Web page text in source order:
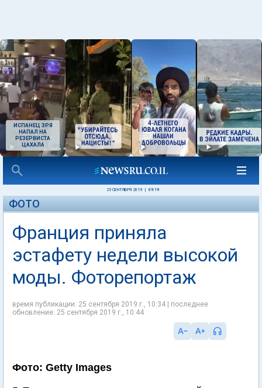
ИСПАНЕЦ ЗРЯ
НАПАЛ НА
РЕЗЕРВИСТА
ЦАХАЛА
25 СЕНТЯБРЯ 2019 09:19
ФОТО
Франция приняла
эстафету недели высокой
моды. Фоторепортаж
время публикации: 25 сентября 2019 г., 10:34 | последнее
обновление: 25 сентября 2019 г., 10:44
Фото: Getty Images